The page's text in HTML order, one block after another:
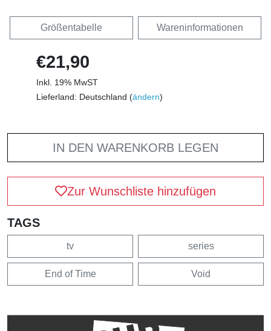
Größentabelle Wareninformationen
€21,90
Inkl. 19% MwST
Lieferland: Deutschland (ändern)
IN DEN WARENKORB LEGEN
Zur Wunschliste hinzufügen
TAGS
tv series
End of Time Void